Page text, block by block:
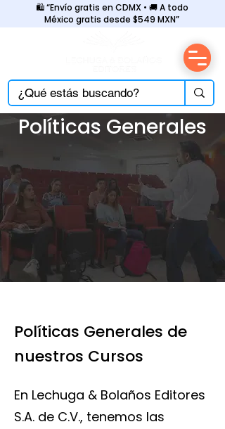
🛍️ “Envío gratis en CDMX • 🚚 A todo
México gratis desde $549 MXN”
Políticas Generales
Políticas Generales de
nuestros Cursos
En Lechuga & Bolaños Editores
S.A. de C.V., tenemos las